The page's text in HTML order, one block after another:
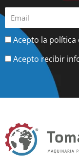
Acepto la política
Acepto recibir